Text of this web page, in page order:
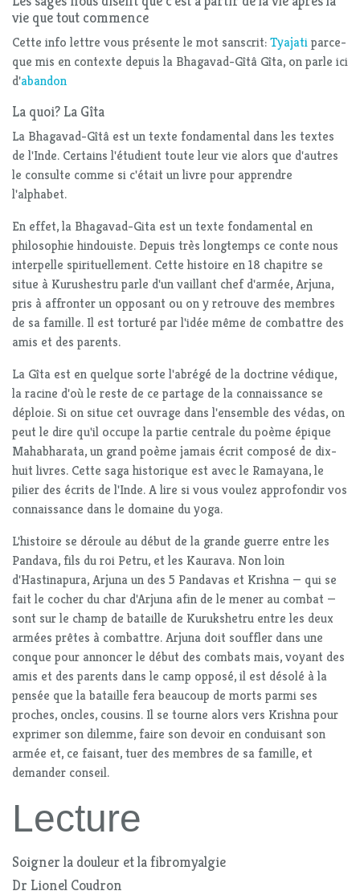
vie que tout commence
Cette info lettre vous présente le mot sanscrit:Tyajatiparce-
que mis en contexte depuis la Bhagavad-Gîtâ Gîta, on parle ici
d'abandon
La quoi? La Gîta
La Bhagavad-Gîtâ est un texte fondamental dans les textes
de l'Inde. Certains l'étudient toute leur vie alors que d'autres
le consulte comme si c'était un livre pour apprendre
l'alphabet.
En effet, la Bhagavad-Gita est un texte fondamental en
philosophie hindouiste. Depuis très longtemps ce conte nous
interpelle spirituellement. Cette histoire en 18 chapitre se
situe à Kurushestru parle d'un vaillant chef d'armée, Arjuna,
pris à affronter un opposant ou on y retrouve des membres
de sa famille. Il est torturé par l'idée même de combattre des
amis et des parents.
La Gîta est en quelque sorte l'abrégé de la doctrine védique,
la racine d'où le reste de ce partage de la connaissance se
déploie. Si on situe cet ouvrage dans l'ensemble des védas, on
peut le dire qu'il occupe la partie centrale du poème épique
Mahabharata, un grand poème jamais écrit composé de dix-
huit livres. Cette saga historique est avec le Ramayana, le
pilier des écrits de l'Inde. A lire si vous voulez approfondir vos
connaissance dans le domaine du yoga.
L'histoire se déroule au début de la grande guerre entre les
Pandava, fils du roi Petru, et les Kaurava. Non loin
d'Hastinapura, Arjuna un des 5 Pandavas et Krishna — qui se
fait le cocher du char d'Arjuna afin de le mener au combat —
sont sur le champ de bataille de Kurukshetru entre les deux
armées prêtes à combattre. Arjuna doit souffler dans une
conque pour annoncer le début des combats mais, voyant des
amis et des parents dans le camp opposé, il est désolé à la
pensée que la bataille fera beaucoup de morts parmi ses
proches, oncles, cousins. Il se tourne alors vers Krishna pour
exprimer son dilemme, faire son devoir en conduisant son
armée et, ce faisant, tuer des membres de sa famille, et
demander conseil.
Lecture
Soigner la douleur et la fibromyalgie
Dr Lionel Coudron